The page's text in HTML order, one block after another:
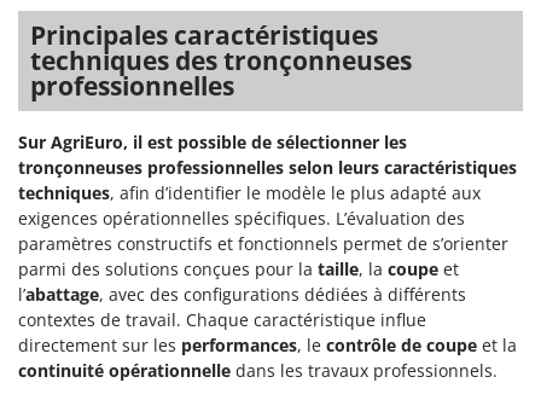
Principales caractéristiques
techniques des tronçonneuses
professionnelles
Sur AgriEuro, il est possible de sélectionner les
tronçonneuses professionnelles selon leurs caractéristiques
techniques, afin d’identifier le modèle le plus adapté aux
exigences opérationnelles spécifiques. L’évaluation des
paramètres constructifs et fonctionnels permet de s’orienter
parmi des solutions conçues pour la taille, la coupe et
l’abattage, avec des configurations dédiées à différents
contextes de travail. Chaque caractéristique influe
directement sur les performances, le contrôle de coupe et la
continuité opérationnelle dans les travaux professionnels.